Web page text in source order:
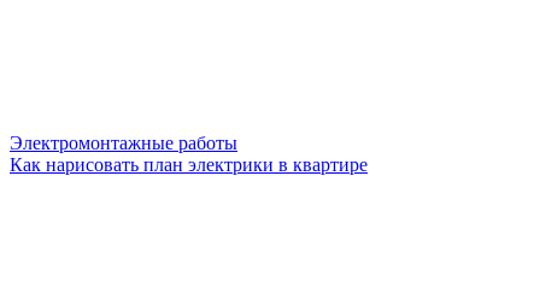
Электромонтажные работы
Как нарисовать план электрики в квартире